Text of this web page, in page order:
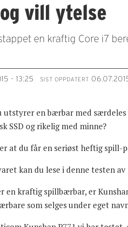
vill ytelse
en kraftig Core i7
- 13:25 SIST OPPDATERT
utstyrer en bærbar med
SSD og rikelig med minne?
at du får en seriøst heftig spill-
kan du lese i denne testen
en kraftig spillbærbar, er
som selges under eget